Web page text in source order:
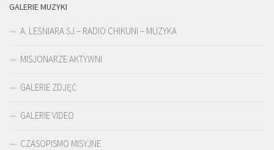
GALERIE MUZYKI
A. LEŚNIARA SJ – RADIO CHIKUNI – MUZYKA
MISJONARZE AKTYWNI
GALERIE ZDJĘĆ
GALERIE VIDEO
CZASOPISMO MISYJNE